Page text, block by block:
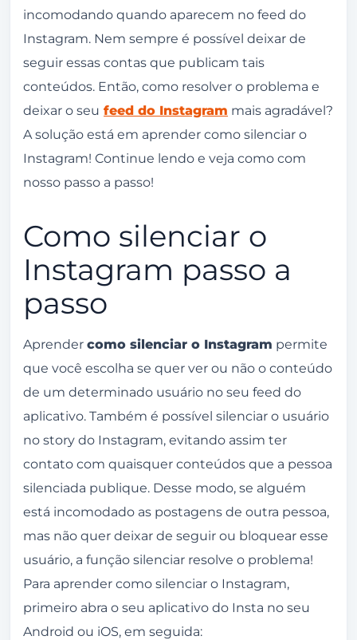
Toque sobre o story que deseja silenciar e
segure.
Toque em silenciar.
Escolha entre silenciar story ou silenciar
stories e publicações.
Como silenciar o Instagram DM e ligações?
Toque no botão de balão de conversa ou
Clique sobre a conversa que você quer
silenciar.
Toque no nome do usuário na parte de
cima do chat.
Em seguida, clique em silenciar.
Escolha se quer silenciar as mensagens,
ligações ou ambos.
Confirme cada opção selecionando o
período de silêncio.
Como tirar o silenciar do Instagram?
Toque na miniatura da sua foto de perfil.
Toque no botão de 3 traços.
Procure por contas silenciadas e clique
sobre.
Toque em reativa áudio.
incomodando quando aparecem no feed do
Instagram. Nem sempre é possível deixar de
seguir essas contas que publicam tais
conteúdos. Então, como resolver o problema e
deixar o seu feed do Instagram mais agradável?
A solução está em aprender como silenciar o
Instagram! Continue lendo e veja como com
nosso passo a passo!
Como silenciar o
Instagram passo a
passo
Aprender como silenciar o Instagram permite
que você escolha se quer ver ou não o conteúdo
de um determinado usuário no seu feed do
aplicativo. Também é possível silenciar o usuário
no story do Instagram, evitando assim ter
contato com quaisquer conteúdos que a pessoa
silenciada publique. Desse modo, se alguém
está incomodado as postagens de outra pessoa,
mas não quer deixar de seguir ou bloquear esse
usuário, a função silenciar resolve o problema!
Para aprender como silenciar o Instagram,
primeiro abra o seu aplicativo do Insta no seu
Android ou iOS, em seguida: